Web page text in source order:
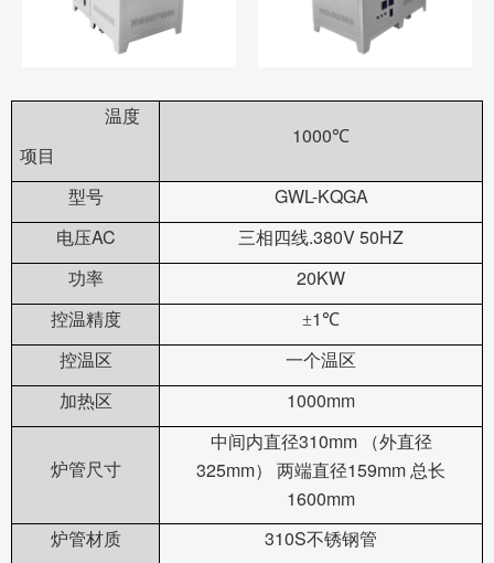
温度
项目
1000℃
型号 GWL-KQGA
电压AC 三相四线.380V 50HZ
功率 20KW
控温精度 ±1 ℃
控温区 一个温区
加热区 1000mm
炉管尺寸
中间内直径310mm （外直径
325mm） 两端直径159mm 总长
1600mm
炉管材质 310S不锈钢管